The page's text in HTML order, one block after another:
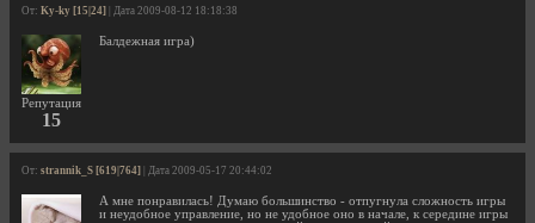
От: Ky-ky [15|24] | Дата 2009-08-12 18:18:38
Репутация
15
Балдежная игра)
От: strannik_S [619|764] | Дата 2009-05-17 20:44:02
А мне понравилась! Думаю большинство - отпугнула сложность игры
и неудобное управление, но не удобное оно в начале, к середине игры